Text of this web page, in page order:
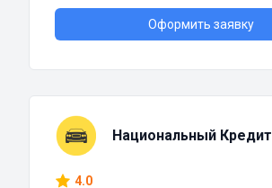
Оформить заявку
Национальный Кредит
4.0